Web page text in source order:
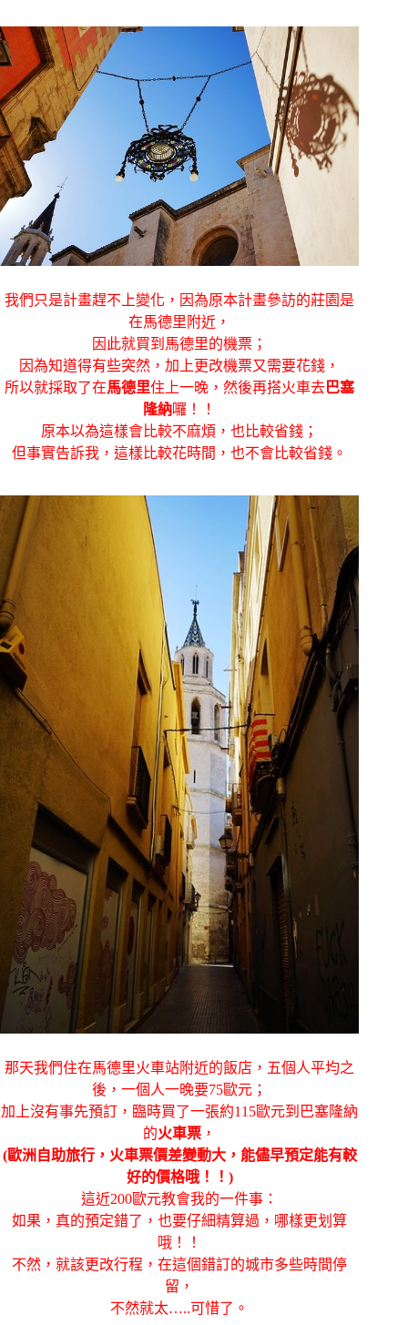
我們只是計畫趕不上變化，因為原本計畫參訪的莊園是
在馬德里附近，
因此就買到馬德里的機票；
因為知道得有些突然，加上更改機票又需要花錢，
所以就採取了在馬德里住上一晚，然後再搭火車去 巴塞
隆納囉！！
原本以為這樣會比較不麻煩，也比較省錢；
但事實告訴我，這樣比較花時間，也不會比較省錢。
那天我們住在馬德里火車站附近的飯店，五個人平均之
後，一個人一晚要75歐元；
加上沒有事先預訂，臨時買了一張約115歐元到巴塞隆納
的火車票 ，
(歐洲自助旅行，火車票價差變動大，能儘早預定能有較
好的價格哦！！)
這近200歐元教會我的一件事：
如果，真的預定錯了，也要仔細精算過，哪樣更划算
哦！！
不然，就該更改行程，在這個錯訂的城市多些時間停
留，
不然就太…..可惜了。